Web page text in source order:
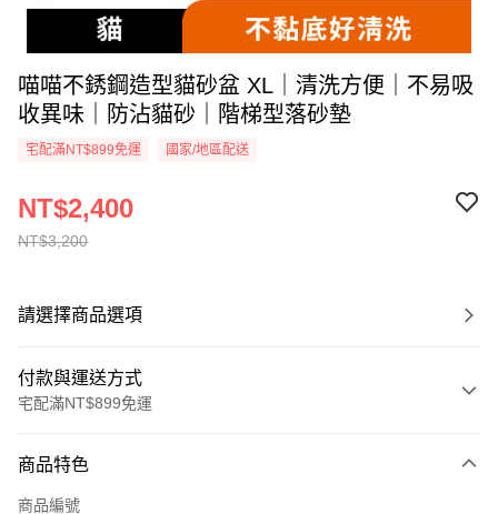
喵喵不銹鋼造型貓砂盆 XL｜清洗方便｜不易吸
收異味｜防沾貓砂｜階梯型落砂墊
宅配滿NT$899免運 國家/地區配送
NT$3,200
NT$2,400
請選擇商品選項
付款與運送方式
宅配滿NT$899免運
信用卡一次付款
商品特色
商品編號